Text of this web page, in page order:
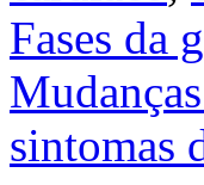
Fases da
sintomas